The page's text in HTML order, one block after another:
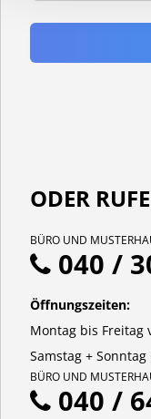
ODER
BÜRO UND
040 /
Öffnungszeiten:
Montag bis Freitag
Samstag +
BÜRO UND
040 /